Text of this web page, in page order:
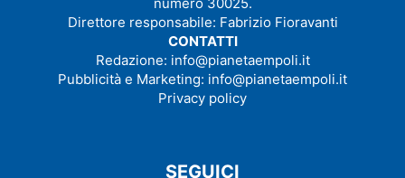
numero 30025.
Direttore responsabile: Fabrizio Fioravanti
CONTATTI
Redazione: info@pianetaempoli.it
Pubblicità e Marketing: info@pianetaempoli.it
Privacy policy
SEGUICI